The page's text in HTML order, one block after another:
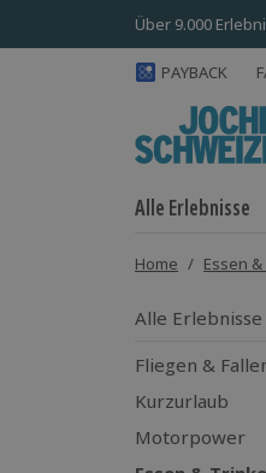
Über 9.000
PAYBACK
Alle Erlebnisse
Home / Essen
Alle Erlebnisse
Fliegen &
Kurzurlaub
Motorpower